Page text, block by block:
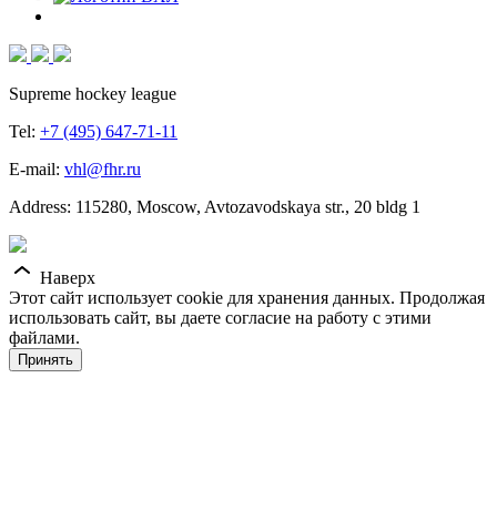
Supreme hockey league
Tel: +7 (495) 647-71-11
E-mail: vhl@fhr.ru
Address: 115280, Moscow, Avtozavodskaya str., 20 bldg 1
Наверх
Этот сайт использует cookie для хранения данных. Продолжая
использовать сайт, вы даете согласие на работу с этими
файлами.
Принять